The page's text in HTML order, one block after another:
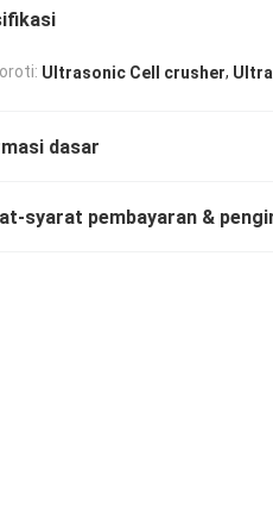
Ultrasonic Cell crusher,
dasar
syarat pembayaran &